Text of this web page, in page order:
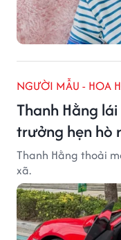
NGƯỜI MẪU - HOA
Thanh Hằng
trưởng hẹn hò
Thanh Hằng thoải
xã.